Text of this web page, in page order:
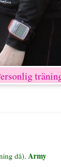
då). Army